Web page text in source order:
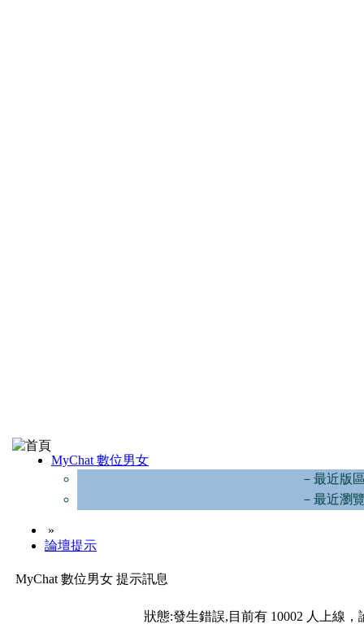
MyChat 數位男女
－最近版
－最近瀏
»
論壇提示
MyChat 數位男女 提示訊息
狀態:發生錯誤,目前有 10002 人上線